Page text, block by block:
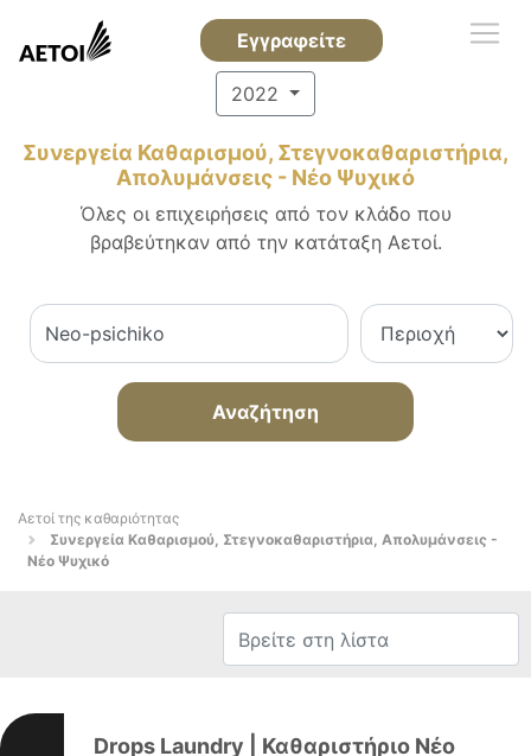
Εγγραφείτε
2022
Συνεργεία Καθαρισμού, Στεγνοκαθαριστήρια,
Απολυμάνσεις - Νέο Ψυχικό
Όλες οι επιχειρήσεις από τον κλάδο που
βραβεύτηκαν από την κατάταξη Αετοί.
Αναζήτηση
Αετοί της καθαριότητας
Συνεργεία Καθαρισμού, Στεγνοκαθαριστήρια, Απολυμάνσεις -
Νέο Ψυχικό
Drops Laundry | Καθαριστήριο Νέο